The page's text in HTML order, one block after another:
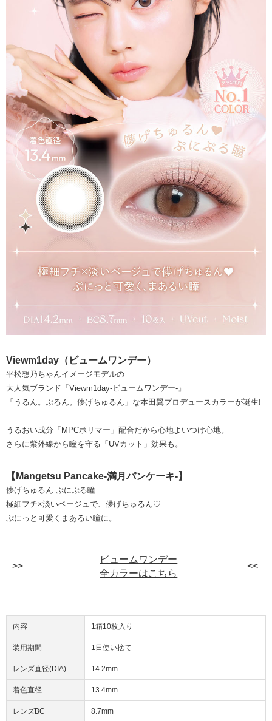
Viewm1day（ビュームワンデー）
平松想乃ちゃんイメージモデルの
大人気ブランド『Viewm1day-ビュームワンデー-』
「うるん。ぷるん。儚げちゅるん」な本田翼プロデュースカラーが誕生!
うるおい成分「MPCポリマー」配合だから心地よいつけ心地。
さらに紫外線から瞳を守る「UVカット」効果も。
【Mangetsu Pancake-満月パンケーキ-】
儚げちゅるん ぷにぷる瞳
極細フチ×淡いベージュで、儚げちゅるん♡
ぷにっと可愛くまあるい瞳に。
ビュームワンデー
全カラーはこちら
内容 1箱10枚入り
装用期間 1日使い捨て
レンズ直径(DIA) 14.2mm
着色直径 13.4mm
レンズBC 8.7mm